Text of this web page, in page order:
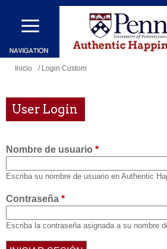
Pasar
contenido
principal
Se
usted
aquí
Inicio / Login Custom
User Login
Nombre de usuario *
Escriba su nombre de usuario en Authentic
Contraseña *
Escriba la contraseña asignada a su nombre